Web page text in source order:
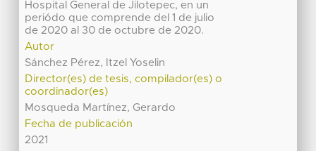
Hospital General de Jilotepec, en un
periódo que comprende del 1 de julio
de 2020 al 30 de octubre de 2020.
Autor
Sánchez Pérez, Itzel Yoselin
Director(es) de tesis, compilador(es) o
coordinador(es)
Mosqueda Martínez, Gerardo
Fecha de publicación
2021